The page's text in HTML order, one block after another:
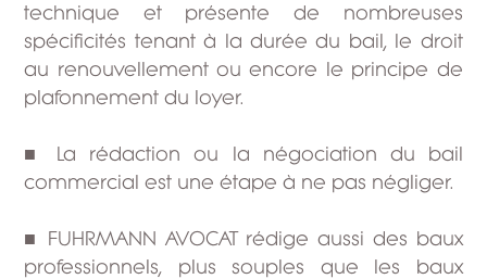
technique et présente de nombreuses
spécificités tenant à la durée du bail, le droit
au renouvellement ou encore le principe de
plafonnement du loyer.
■ La rédaction ou la négociation du bail
commercial est une étape à ne pas négliger.
■ FUHRMANN AVOCAT rédige aussi des baux
professionnels, plus souples que les baux